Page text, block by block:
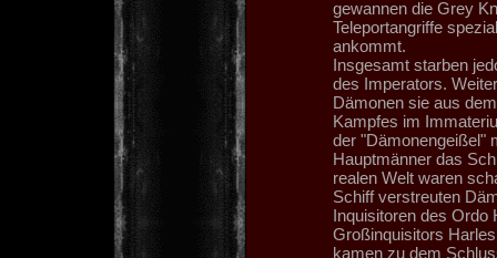
gewannen die Grey
Teleportangriffe
ankommt.
Insgesamt starben
des Imperators.
Dämonen sie aus
Kampfes im
der "Dämonengeißel"
Hauptmänner das
realen Welt waren
Schiff verstreuten
Inquisitoren des Ordo
Großinquisitors
kamen zu dem